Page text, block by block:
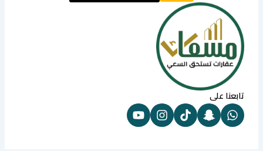
تابعنا على